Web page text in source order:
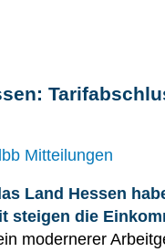
Mitteilungen
Land Hessen
steigen die
modernerer